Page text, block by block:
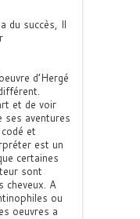
du succès, Il
d’Hergé
et de voir
ses aventures
et
est un
certaines
sont
cheveux. A
ou
oeuvres a